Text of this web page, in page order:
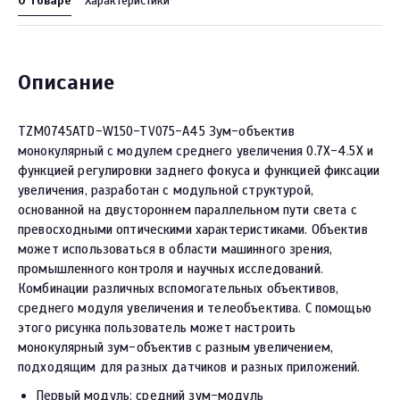
Описание
TZM0745ATD-W150-TV075-A45 Зум-объектив
монокулярный с модулем среднего увеличения 0.7X-4.5X и
функцией регулировки заднего фокуса и функцией фиксации
увеличения, разработан с модульной структурой,
основанной на двустороннем параллельном пути света с
превосходными оптическими характеристиками. Объектив
может использоваться в области машинного зрения,
промышленного контроля и научных исследований.
Комбинации различных вспомогательных объективов,
среднего модуля увеличения и телеобъектива. С помощью
этого рисунка пользователь может настроить
монокулярный зум-объектив с разным увеличением,
подходящим для разных датчиков и разных приложений.
Первый модуль: средний зум-модуль